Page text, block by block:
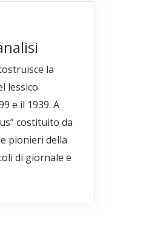
la
lessico
e il 1939. A
costituito da
pionieri della
di giornale e